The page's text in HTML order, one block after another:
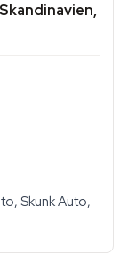
Skunk Auto,